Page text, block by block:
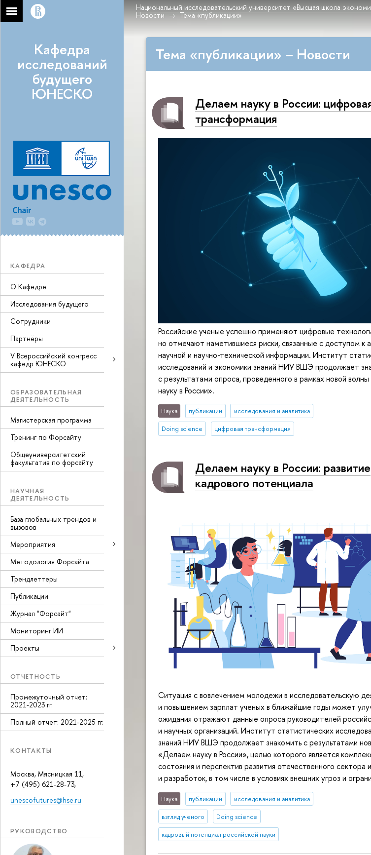
Национальный исследовательский университет «Высшая школа
Новости
Тема «публикации»
Кафедра
исследований
будущего
ЮНЕСКО
КАФЕДРА
О Кафедре
Исследования будущего
Сотрудники
Партнёры
V Всероссийский конгресс
кафедр ЮНЕСКО
ОБРАЗОВАТЕЛЬНАЯ
ДЕЯТЕЛЬНОСТЬ
Магистерская программа
Тренинг по Форсайту
Общеуниверситетский
факультатив по форсайту
НАУЧНАЯ
ДЕЯТЕЛЬНОСТЬ
База глобальных трендов и
вызовов
Мероприятия
Методология Форсайта
Трендлеттеры
Публикации
Журнал "Форсайт"
Мониторинг ИИ
Проекты
ОТЧЕТНОСТЬ
Промежуточный отчет:
2021-2023 гг.
Полный отчет: 2021-2025 гг.
КОНТАКТЫ
Москва, Мясницкая 11,
+7 (495) 621-28-73,
unescofutures@hse.ru
РУКОВОДСТВО
Тема «публикации» – Новости
Делаем науку в России:
трансформация
Российские ученые успешно применяют цифровые
но отмечают наметившиеся риски, связанные с доступом к
научной и научно-технической информации. Институт
исследований и экономики знаний НИУ ВШЭ продолжает
с результатами опроса, проведенного в рамках новой
науку в России».
Наука публикации исследования и аналитика
Doing science цифровая трансформация
Делаем науку в России: развитие
кадрового потенциала
Ситуация с вовлечением молодежи в исследовательскую
и повышением зарплат ученых в ближайшие годы может
ожидания отражают данные опроса руководителей
и научных организаций. Институт статистических
знаний НИУ ВШЭ продолжает знакомить с результатами
«Делаем науку в России», целью которого является
состояния и перспектив развития отечественного сектора
и разработок, в том числе в условиях внешних угроз и
Наука публикации исследования и аналитика
взгляд ученого Doing science
кадровый потенциал российской науки